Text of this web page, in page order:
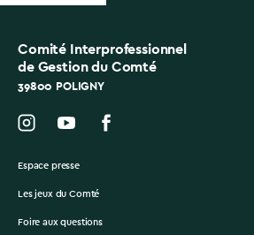
Comité Interprofessionnel
de Gestion du Comté
39800 POLIGNY
Espace presse
Les jeux du Comté
Foire aux questions